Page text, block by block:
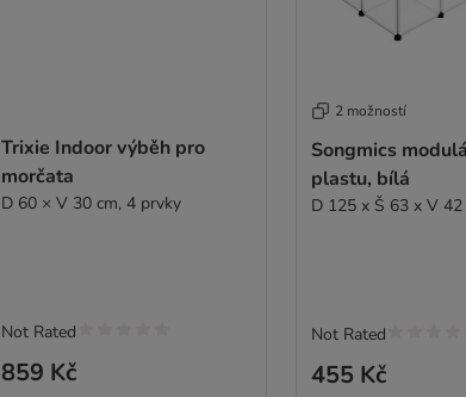
Trixie Indoor výběh pro
morčata
D 60 × V 30 cm, 4 prvky
859 Kč
Not Rated
2 možností
Songmics
plastu, bílá
D 125 x Š 63 x V 42
455 Kč
Not Rated